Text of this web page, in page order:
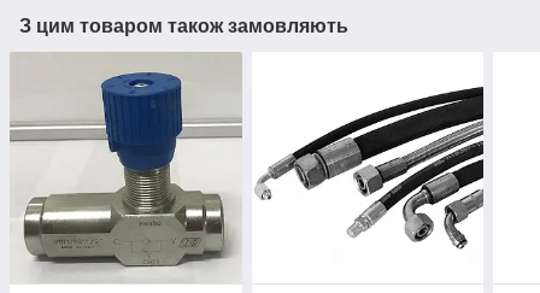
З цим товаром також замовляють